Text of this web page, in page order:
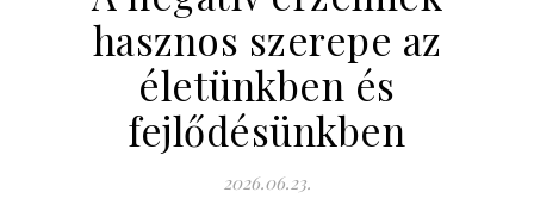
hasznos szerepe az
életünkben és
fejlődésünkben
2026.06.23.